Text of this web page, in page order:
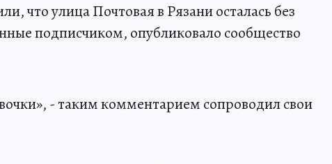
что улица Почтовая в Рязани осталась без
подписчиком, опубликовало сообщество
- таким комментарием сопроводил свои